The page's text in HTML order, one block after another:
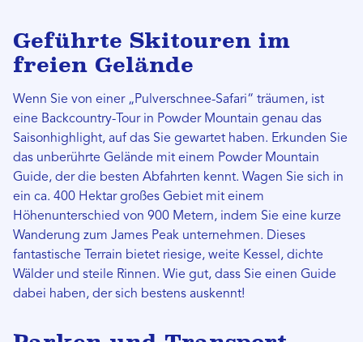
Geführte Skitouren im
freien Gelände
Wenn Sie von einer „Pulverschnee-Safari“ träumen, ist
eine Backcountry-Tour in Powder Mountain genau das
Saisonhighlight, auf das Sie gewartet haben. Erkunden Sie
das unberührte Gelände mit einem Powder Mountain
Guide, der die besten Abfahrten kennt. Wagen Sie sich in
ein ca. 400 Hektar großes Gebiet mit einem
Höhenunterschied von 900 Metern, indem Sie eine kurze
Wanderung zum James Peak unternehmen. Dieses
fantastische Terrain bietet riesige, weite Kessel, dichte
Wälder und steile Rinnen. Wie gut, dass Sie einen Guide
dabei haben, der sich bestens auskennt!